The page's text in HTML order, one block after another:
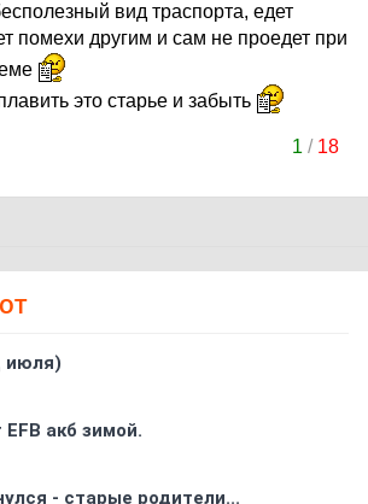
вид траспорта, едет
помехи другим и сам не проедет при
это старье и забыть
1 / 18
июля)
акб зимой.
- старые родители...